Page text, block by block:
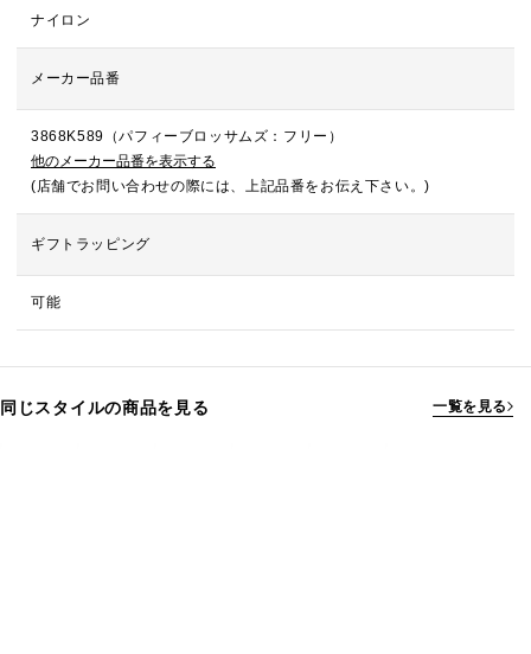
ナイロン
メーカー品番
3868K589（パフィーブロッサムズ：フリー）
他のメーカー品番を表示する
(店舗でお問い合わせの際には、上記品番をお伝え下さい。)
ギフトラッピング
可能
同じスタイルの商品を見る 一覧を見る